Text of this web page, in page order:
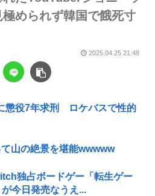
められず韓国で餓死寸
2025.04.25 21:48
懲役7年求刑 ロケバスで性的
山の絶景を堪能wwwww
独占ボードゲー「転生ゲー
今日発売なうえ...